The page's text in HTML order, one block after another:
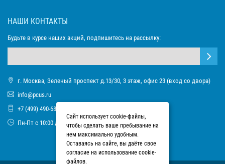
НАШИ КОНТАКТЫ
Будьте в курсе наших акций, подпишитесь на рассылку:
г. Москва, Зеленый проспект д.13/30, 3 этаж, офис 23 (вход со двора)
info@pcus.ru
+7 (499) 490-68-93
Пн-Пт с 10:00 до 17:00
Сайт использует cookie-файлы,
чтобы сделать ваше пребывание на
нем максимально удобным.
Оставаясь на сайте, вы даёте свое
согласие на использование cookie-
файлов.